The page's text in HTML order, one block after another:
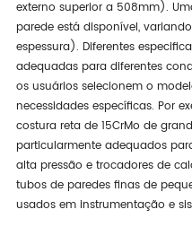
externo superior a 508mm).
parede está disponível,
espessura). Diferentes
adequadas para diferentes
os usuários selecionem o
necessidades específicas. Por
costura reta de 15CrMo de
particularmente adequados
alta pressão e trocadores de
tubos de paredes finas de
usados em instrumentação e